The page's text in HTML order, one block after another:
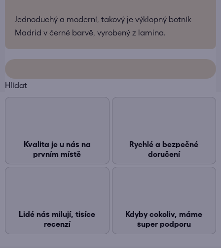
Jednoduchý a moderní , takový je výklopný botník
Madrid v černé barvě, vyrobený z lamina.
Hlídat
Kvalita je u nás na
prvním místě
Rychlé a bezpečné
doručení
Lidé nás milují, tisíce
recenzí
Kdyby cokoliv, máme
super podporu